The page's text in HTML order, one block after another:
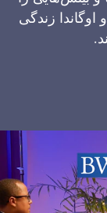
اوگاندا زندگی